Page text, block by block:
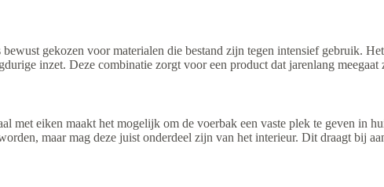
gekozen voor materialen die bestand zijn tegen intensief gebruik.
inzet. Deze combinatie zorgt voor een product dat jarenlang meegaat
met eiken maakt het mogelijk om de voerbak een vaste plek te geven in
maar mag deze juist onderdeel zijn van het interieur. Dit draagt bij